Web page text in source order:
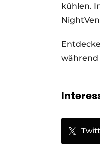
kühlen.
während